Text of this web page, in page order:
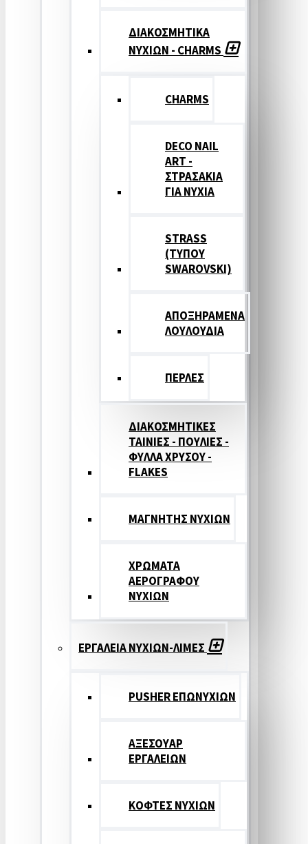
ΔΙΑΚΟΣΜΗΤΙΚΑ
ΝΥΧΙΩΝ - CHARMS
CHARMS
DECO NAIL
ART -
ΣΤΡΑΣΑΚΙΑ
ΓΙΑ ΝΥΧΙΑ
STRASS
(ΤΥΠΟΥ
SWAROVSKI)
ΑΠΟΞΗΡΑΜΕΝΑ
ΛΟΥΛΟΥΔΙΑ
ΠΕΡΛΕΣ
ΔΙΑΚΟΣΜΗΤΙΚΕΣ
ΤΑΙΝΙΕΣ - ΠΟΥΛΙΕΣ -
ΦΥΛΛΑ ΧΡΥΣΟΥ -
FLAKES
ΜΑΓΝΗΤΗΣ ΝΥΧΙΩΝ
ΧΡΩΜΑΤΑ
ΑΕΡΟΓΡΑΦΟΥ
ΝΥΧΙΩΝ
ΕΡΓΑΛΕΙΑ ΝΥΧΙΩΝ-ΛΙΜΕΣ
PUSHER ΕΠΩΝΥΧΙΩΝ
ΑΞΕΣΟΥΑΡ
ΕΡΓΑΛΕΙΩΝ
ΚΟΦΤΕΣ ΝΥΧΙΩΝ